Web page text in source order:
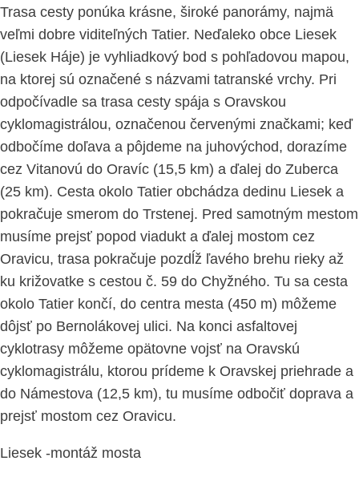
Trasa cesty ponúka krásne, široké panorámy, najmä
veľmi dobre viditeľných Tatier. Neďaleko obce Liesek
(Liesek Háje) je vyhliadkový bod s pohľadovou mapou,
na ktorej sú označené s názvami tatranské vrchy. Pri
odpočívadle sa trasa cesty spája s Oravskou
cyklomagistrálou, označenou červenými značkami; keď
odbočíme doľava a pôjdeme na juhovýchod, dorazíme
cez Vitanovú do Oravíc (15,5 km) a ďalej do Zuberca
(25 km). Cesta okolo Tatier obchádza dedinu Liesek a
pokračuje smerom do Trstenej. Pred samotným mestom
musíme prejsť popod viadukt a ďalej mostom cez
Oravicu, trasa pokračuje pozdĺž ľavého brehu rieky až
ku križovatke s cestou č. 59 do Chyžného. Tu sa cesta
okolo Tatier končí, do centra mesta (450 m) môžeme
dôjsť po Bernolákovej ulici. Na konci asfaltovej
cyklotrasy môžeme opätovne vojsť na Oravskú
cyklomagistrálu, ktorou prídeme k Oravskej priehrade a
do Námestova (12,5 km), tu musíme odbočiť doprava a
prejsť mostom cez Oravicu.
Liesek -montáž mosta